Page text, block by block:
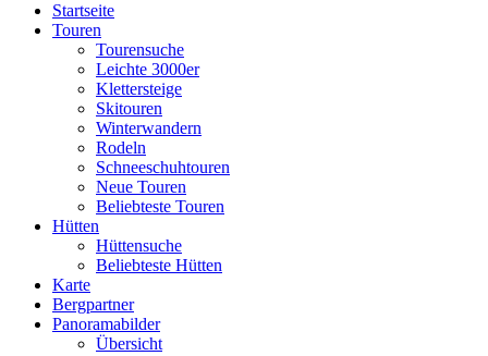
Startseite
Touren
Tourensuche
Leichte 3000er
Klettersteige
Skitouren
Winterwandern
Rodeln
Schneeschuhtouren
Neue Touren
Beliebteste Touren
Hütten
Hüttensuche
Beliebteste Hütten
Karte
Bergpartner
Panoramabilder
Übersicht